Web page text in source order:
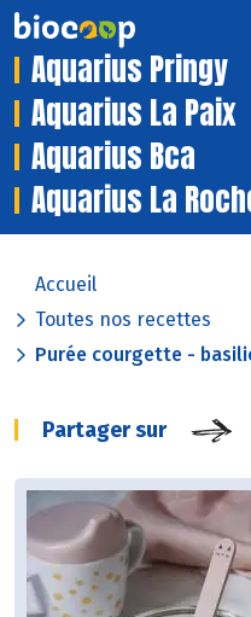
Aquarius Pringy
Aquarius La Paix
Aquarius Bca
Aquarius La
Accueil
Toutes nos recettes
Purée courgette -
Partager sur